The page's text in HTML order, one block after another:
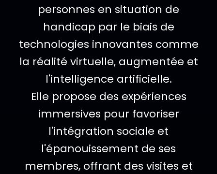
personnes en situation de
handicap par le biais de
technologies innovantes comme
la réalité virtuelle, augmentée et
l'intelligence artificielle.
Elle propose des expériences
immersives pour favoriser
l'intégration sociale et
l'épanouissement de ses
membres, offrant des visites et